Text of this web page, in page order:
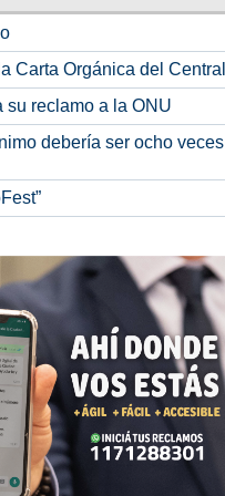
Carta Orgánica del Central
su reclamo a la ONU
debería ser ocho veces